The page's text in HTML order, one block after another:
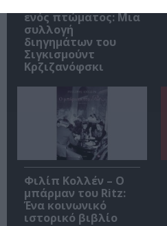
ενός πτώματος: Μια
συλλογή
διηγημάτων του
Σιγκισμούντ
Κρζιζανόφσκι
Φιλίπ Κολλέν – Ο
μπάρμαν του Ritz:
Ένα κοινωνικό
ιστορικό βιβλίο